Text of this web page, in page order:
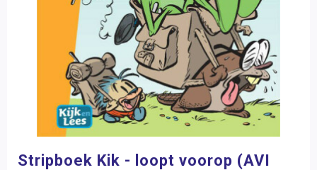
Stripboek Kik - loopt voorop (AVI